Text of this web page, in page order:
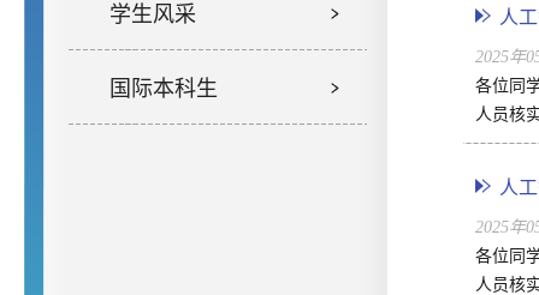
学生风采
国际本科生
人
2025年
各位同
人员核
人
2025年
各位同
人员核